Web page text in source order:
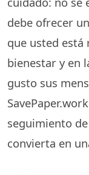
debe ofrecer
que usted está
bienestar y en
gusto sus
seguimiento
convierta en